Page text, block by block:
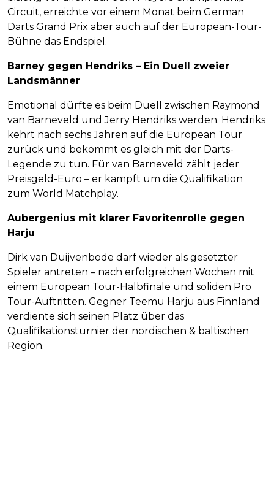
Circuit, erreichte vor einem Monat beim German
Darts Grand Prix aber auch auf der European-Tour-
Bühne das Endspiel.
Barney gegen Hendriks – Ein Duell zweier
Landsmänner
Emotional dürfte es beim Duell zwischen Raymond
van Barneveld und Jerry Hendriks werden. Hendriks
kehrt nach sechs Jahren auf die European Tour
zurück und bekommt es gleich mit der Darts-
Legende zu tun. Für van Barneveld zählt jeder
Preisgeld-Euro – er kämpft um die Qualifikation
zum World Matchplay.
Aubergenius mit klarer Favoritenrolle gegen
Harju
Dirk van Duijvenbode darf wieder als gesetzter
Spieler antreten – nach erfolgreichen Wochen mit
einem European Tour-Halbfinale und soliden Pro
Tour-Auftritten. Gegner Teemu Harju aus Finnland
verdiente sich seinen Platz über das
Qualifikationsturnier der nordischen & baltischen
Region.